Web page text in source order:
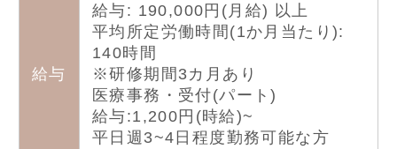
給与
給与: 190,000円(月給) 以上
平均所定労働時間(1か月当たり):
140時間
※研修期間3カ月あり
医療事務・受付(パート)
給与:1,200円(時給)~
平日週3~4日程度勤務可能な方